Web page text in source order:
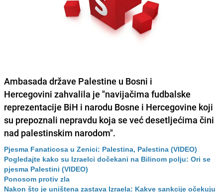
Ambasada države Palestine u Bosni i
Hercegovini zahvalila je "navijačima fudbalske
reprezentacije BiH i narodu Bosne i Hercegovine koji
su prepoznali nepravdu koja se već desetljećima čini
nad palestinskim narodom".
Pjesma Fanaticosa u Zenici: Palestina, Palestina (VIDEO)
Pogledajte kako su Izraelci dočekani na Bilinom polju: Ori se
pjesma Palestini (VIDEO)
Ponosom protiv zla
Nakon što je uništena zastava Izraela: Kakve sankcije očekuju